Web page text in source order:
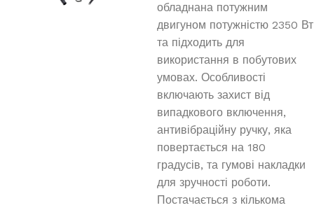
обладнана потужним
двигуном потужністю 2350 Вт
та підходить для
використання в побутових
умовах. Особливості
включають захист від
випадкового включення,
антивібраційну ручку, яка
повертається на 180
градусів, та гумові накладки
для зручності роботи.
Постачається з кількома